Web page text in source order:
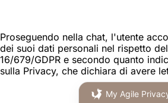
My Agile
Proseguendo nella chat, l'utente
dei suoi dati personali nel rispetto
16/679/GDPR e secondo quanto
sulla Privacy, che dichiara di avere